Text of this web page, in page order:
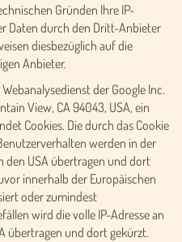
Gründen Ihre IP-
Daten durch den Dritt-Anbieter
diesbezüglich auf die
Anbieter.
der Google Inc.
View, CA 94043, USA, ein
Cookies. Die durch das Cookie
werden in der
den USA übertragen und dort
innerhalb der Europäischen
oder zumindest
wird die volle IP-Adresse an
übertragen und dort gekürzt.